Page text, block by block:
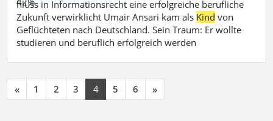
hluss in Informationsrecht eine erfolgreiche berufliche
Zukunft verwirklicht Umair Ansari kam als Kind von
Geflüchteten nach Deutschland. Sein Traum: Er wollte
studieren und beruflich erfolgreich werden
« 1 2 3 4 5 6 »